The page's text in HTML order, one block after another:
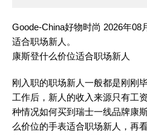
Goode-China好物时尚 2026年08
适合职场新人。
康斯登什么价位适合职场新人
刚入职的职场新人一般都是刚刚
工作后，新人的收入来源只有工
种情况如何买到瑞士一线品牌康
么价位的手表适合职场新人，再